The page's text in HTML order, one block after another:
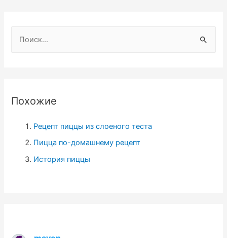
:Похожие
Рецепт пиццы из слоеного теста
Пицца по-домашнему рецепт
История пиццы